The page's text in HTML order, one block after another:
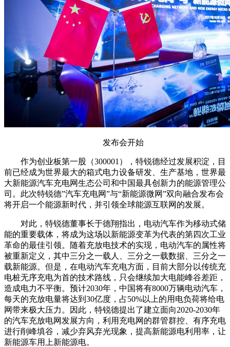
发布会开始
作为创业板第一股（300001），特锐德经过发展积淀，目
前已经成为世界最大的箱式电力设备研发、生产基地，世界最
大新能源汽车充电网生态公司和中国最具创新力的能源管理公
司。此次特锐德”汽车充电网”与“新能源微网”双向融合发布会
将开启一个能源新时代，并引领全球能源互联网的发展。
对此，特锐德董事长于德翔指出，电动汽车作为移动式储
能的重要载体，将成为这场以新能源变革为代表的第四次工业
革命的最佳引领。随着充放电技术的实现，电动汽车的属性将
被重新定义，其中三分之一载人、三分之一载数据、三分之一
载新能源。但是，在电动汽车充电方面，目前大部分以传统充
电桩无序充电为首的技术路线，只会继续加大电能峰谷差距，
造成电力不平衡。预计2030年，中国将有8000万辆电动汽车，
每天的充放电量将达到30亿度，占50%以上的用电负荷将给电
网带来极大压力。因此，特锐德提出了建立面向2020-2030年
的汽车充放电网发展方向，利用充电网的群管群控、有序充电
进行削峰填谷，减少弃风弃光现象，提高新能源电利用率，让
新能源车用上新能源电。